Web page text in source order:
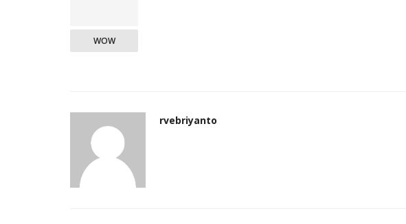
WOW
rvebriyanto